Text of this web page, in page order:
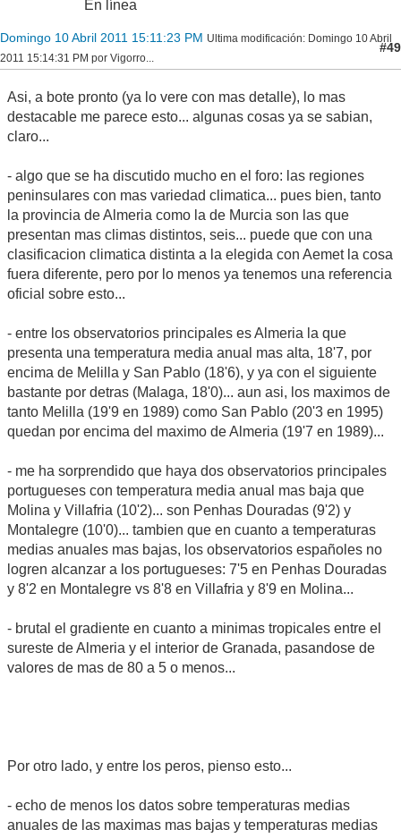
En línea
Domingo 10 Abril 2011 15:11:23 PM Ultima modificación: Domingo 10 Abril
2011 15:14:31 PM por Vigorro...
#49
Asi, a bote pronto (ya lo vere con mas detalle), lo mas
destacable me parece esto... algunas cosas ya se sabian,
claro...
- algo que se ha discutido mucho en el foro: las regiones
peninsulares con mas variedad climatica... pues bien, tanto
la provincia de Almeria como la de Murcia son las que
presentan mas climas distintos, seis... puede que con una
clasificacion climatica distinta a la elegida con Aemet la cosa
fuera diferente, pero por lo menos ya tenemos una referencia
oficial sobre esto...
- entre los observatorios principales es Almeria la que
presenta una temperatura media anual mas alta, 18'7, por
encima de Melilla y San Pablo (18'6), y ya con el siguiente
bastante por detras (Malaga, 18'0)... aun asi, los maximos de
tanto Melilla (19'9 en 1989) como San Pablo (20'3 en 1995)
quedan por encima del maximo de Almeria (19'7 en 1989)...
- me ha sorprendido que haya dos observatorios principales
portugueses con temperatura media anual mas baja que
Molina y Villafria (10'2)... son Penhas Douradas (9'2) y
Montalegre (10'0)... tambien que en cuanto a temperaturas
medias anuales mas bajas, los observatorios españoles no
logren alcanzar a los portugueses: 7'5 en Penhas Douradas
y 8'2 en Montalegre vs 8'8 en Villafria y 8'9 en Molina...
- brutal el gradiente en cuanto a minimas tropicales entre el
sureste de Almeria y el interior de Granada, pasandose de
valores de mas de 80 a 5 o menos...
Por otro lado, y entre los peros, pienso esto...
- echo de menos los datos sobre temperaturas medias
anuales de las maximas mas bajas y temperaturas medias